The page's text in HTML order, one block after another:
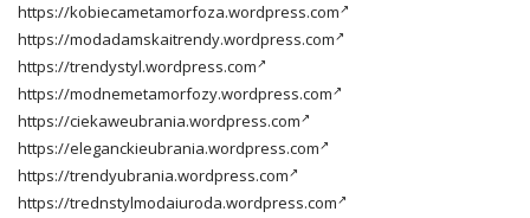
https://kobiecametamorfoza.wordpress.com
https://modadamskaitrendy.wordpress.com
https://trendystyl.wordpress.com
https://modnemetamorfozy.wordpress.com
https://ciekaweubrania.wordpress.com
https://eleganckieubrania.wordpress.com
https://trendyubrania.wordpress.com
https://trednstylmodaiuroda.wordpress.com